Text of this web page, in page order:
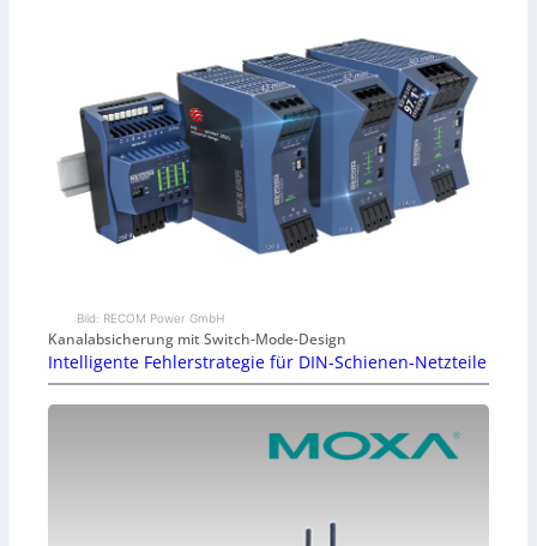
Bild: RECOM Power GmbH
Kanalabsicherung mit Switch-Mode-Design
Intelligente Fehlerstrategie für DIN-Schienen-Netzteile